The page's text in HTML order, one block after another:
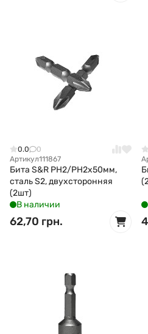
0.0
0
Артикул111867
Бита S&R PH2/PH2x50мм,
сталь S2, двухсторонняя
(2шт)
В наличии
62,70 грн.